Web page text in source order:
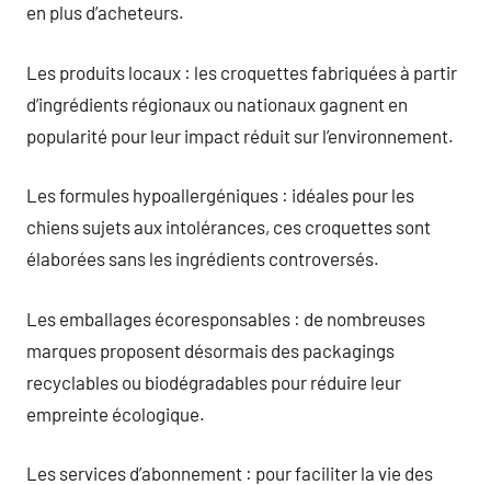
en plus d’acheteurs.
Les produits locaux : les croquettes fabriquées à partir
d’ingrédients régionaux ou nationaux gagnent en
popularité pour leur impact réduit sur l’environnement.
Les formules hypoallergéniques : idéales pour les
chiens sujets aux intolérances, ces croquettes sont
élaborées sans les ingrédients controversés.
Les emballages écoresponsables : de nombreuses
marques proposent désormais des packagings
recyclables ou biodégradables pour réduire leur
empreinte écologique.
Les services d’abonnement : pour faciliter la vie des